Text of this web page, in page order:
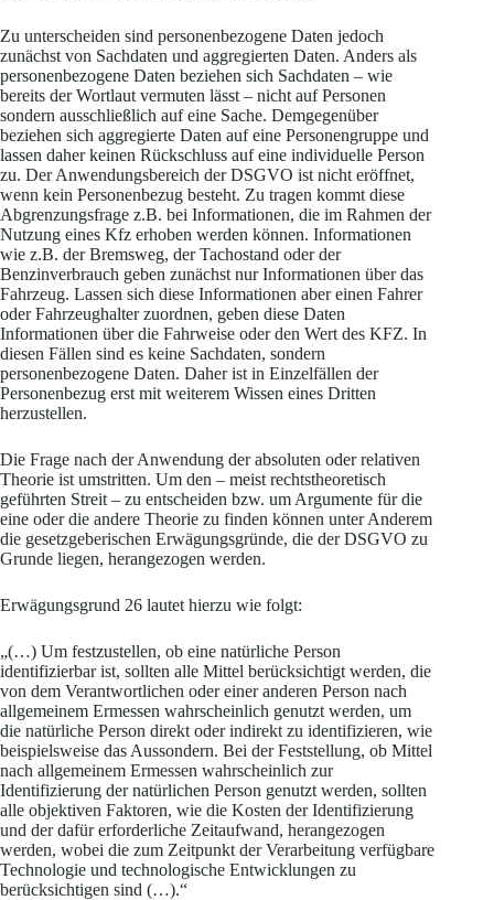
Zu unterscheiden sind personenbezogene Daten jedoch
zunächst von Sachdaten und aggregierten Daten. Anders als
personenbezogene Daten beziehen sich Sachdaten – wie
bereits der Wortlaut vermuten lässt – nicht auf Personen
sondern ausschließlich auf eine Sache. Demgegenüber
beziehen sich aggregierte Daten auf eine Personengruppe und
lassen daher keinen Rückschluss auf eine individuelle Person
zu. Der Anwendungsbereich der DSGVO ist nicht eröffnet,
wenn kein Personenbezug besteht. Zu tragen kommt diese
Abgrenzungsfrage z.B. bei Informationen, die im Rahmen der
Nutzung eines Kfz erhoben werden können. Informationen
wie z.B. der Bremsweg, der Tachostand oder der
Benzinverbrauch geben zunächst nur Informationen über das
Fahrzeug. Lassen sich diese Informationen aber einen Fahrer
oder Fahrzeughalter zuordnen, geben diese Daten
Informationen über die Fahrweise oder den Wert des KFZ. In
diesen Fällen sind es keine Sachdaten, sondern
personenbezogene Daten. Daher ist in Einzelfällen der
Personenbezug erst mit weiterem Wissen eines Dritten
herzustellen.
Die Frage nach der Anwendung der absoluten oder relativen
Theorie ist umstritten. Um den – meist rechtstheoretisch
geführten Streit – zu entscheiden bzw. um Argumente für die
eine oder die andere Theorie zu finden können unter Anderem
die gesetzgeberischen Erwägungsgründe, die der DSGVO zu
Grunde liegen, herangezogen werden.
Erwägungsgrund 26 lautet hierzu wie folgt:
„(…) Um festzustellen, ob eine natürliche Person
identifizierbar ist, sollten alle Mittel berücksichtigt werden, die
von dem Verantwortlichen oder einer anderen Person nach
allgemeinem Ermessen wahrscheinlich genutzt werden, um
die natürliche Person direkt oder indirekt zu identifizieren, wie
beispielsweise das Aussondern. Bei der Feststellung, ob Mittel
nach allgemeinem Ermessen wahrscheinlich zur
Identifizierung der natürlichen Person genutzt werden, sollten
alle objektiven Faktoren, wie die Kosten der Identifizierung
und der dafür erforderliche Zeitaufwand, herangezogen
werden, wobei die zum Zeitpunkt der Verarbeitung verfügbare
Technologie und technologische Entwicklungen zu
berücksichtigen sind (…).“